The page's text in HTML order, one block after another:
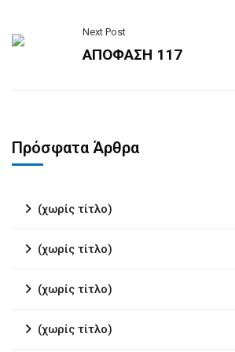
Next Post
ΑΠΟΦΑΣΗ 117
Πρόσφατα Άρθρα
(χωρίς τίτλο)
(χωρίς τίτλο)
(χωρίς τίτλο)
(χωρίς τίτλο)